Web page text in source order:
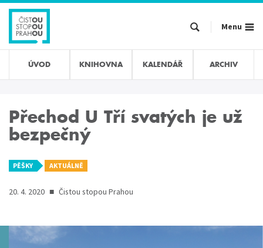
Přejít
hlavnímu
obsahu
Menu
ÚVOD KNIHOVNA KALENDÁŘ ARCHIV
Přechod U Tří svatých je už
bezpečný
PĚŠKY AKTUÁLNĚ
20. 4. 2020 ■ Čistou stopou Prahou